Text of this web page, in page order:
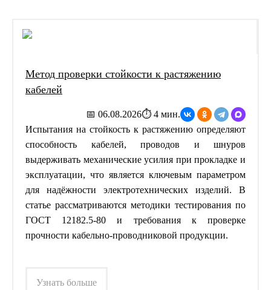
Метод проверки стойкости к растяжению
кабелей
📅 06.08.2026⏱ 4 мин.
Испытания на стойкость к растяжению определяют
способность кабелей, проводов и шнуров
выдерживать механические усилия при прокладке и
эксплуатации, что является ключевым параметром
для надёжности электротехнических изделий. В
статье рассматриваются методики тестирования по
ГОСТ 12182.5-80 и требования к проверке
прочности кабельно-проводниковой продукции.
Узнать больше